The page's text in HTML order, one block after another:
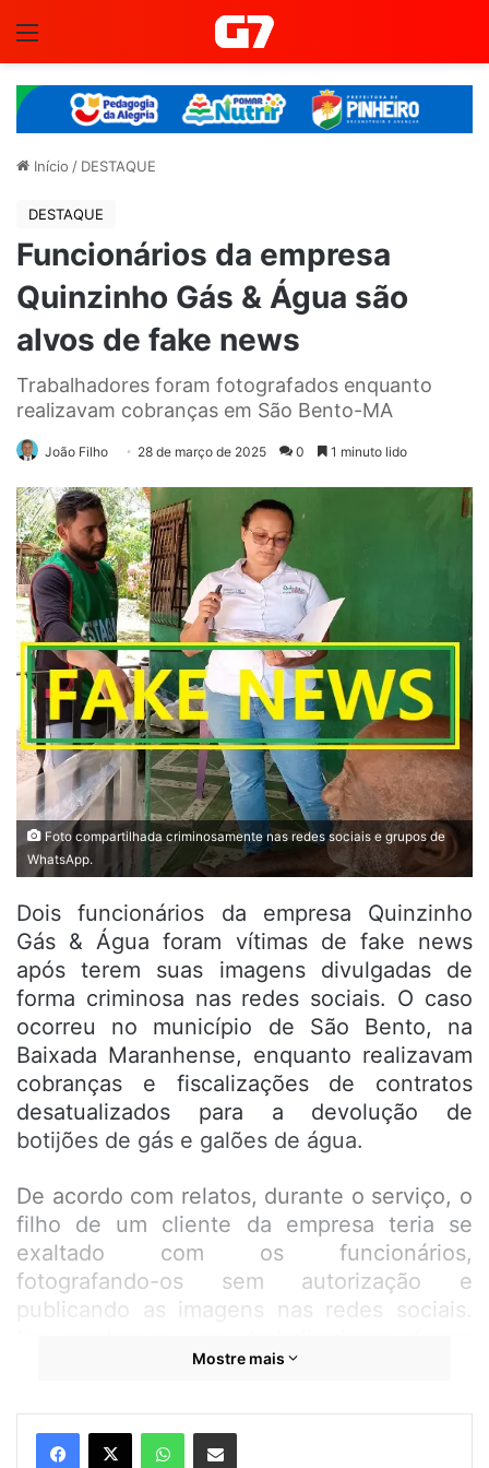
Início / DESTAQUE
DESTAQUE
Funcionários da empresa
Quinzinho Gás & Água são
alvos de fake news
Trabalhadores foram fotografados enquanto
realizavam cobranças em São Bento-MA
João Filho 28 de março de 2025 0 1 minuto lido
Foto compartilhada criminosamente nas redes sociais e grupos de
WhatsApp.
Dois funcionários da empresa Quinzinho
Gás & Água foram vítimas de fake news
após terem suas imagens divulgadas de
forma criminosa nas redes sociais. O caso
ocorreu no município de São Bento, na
Baixada Maranhense, enquanto realizavam
cobranças e fiscalizações de contratos
desatualizados para a devolução de
botijões de gás e galões de água.
De acordo com relatos, durante o serviço, o
filho de um cliente da empresa teria se
exaltado com os funcionários,
fotografando-os sem autorização e
publicando as imagens nas redes sociais.
acusados falsamente de tentar pegar os
criminoso abaixo.
Mostre mais